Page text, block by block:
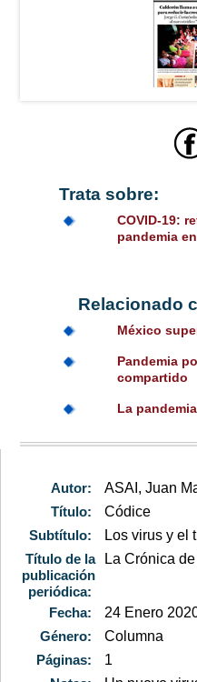
Trata sobre:
COVID-19:
pandemia
Relacionado
México
Pandemia
compartido
La
Autor:
ASAI, Juan
Título:
Códice
Subtítulo:
Los virus y el
Título de la
publicación
periódica:
La Crónica
Fecha:
24 Enero
Género:
Columna
Páginas:
1